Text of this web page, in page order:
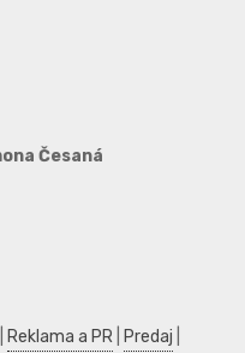
Česaná
Reklama a PR Predaj